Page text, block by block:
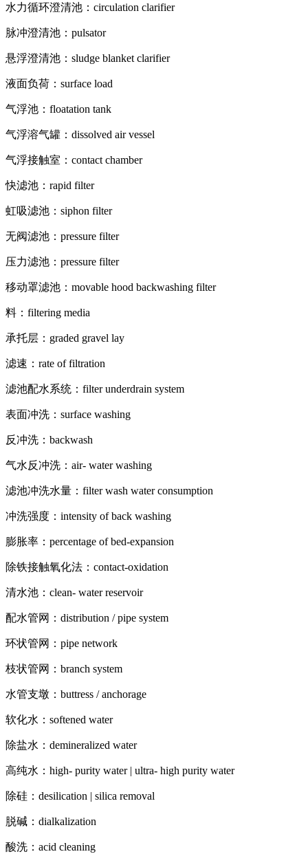
水力循环澄清池：circulation clarifier
脉冲澄清池：pulsator
悬浮澄清池：sludge blanket clarifier
液面负荷：surface load
气浮池：floatation tank
气浮溶气罐：dissolved air vessel
气浮接触室：contact chamber
快滤池：rapid filter
虹吸滤池：siphon filter
无阀滤池：pressure filter
压力滤池：pressure filter
移动罩滤池：movable hood backwashing filter
料：filtering media
承托层：graded gravel lay
滤速：rate of filtration
滤池配水系统：filter underdrain system
表面冲洗：surface washing
反冲洗：backwash
气水反冲洗：air- water washing
滤池冲洗水量：filter wash water consumption
冲洗强度：intensity of back washing
膨胀率：percentage of bed-expansion
除铁接触氧化法：contact-oxidation
清水池：clean- water reservoir
配水管网：distribution / pipe system
环状管网：pipe network
枝状管网：branch system
水管支墩：buttress / anchorage
软化水：softened water
除盐水：demineralized water
高纯水：high- purity water | ultra- high purity water
除硅：desilication | silica removal
脱碱：dialkalization
酸洗：acid cleaning